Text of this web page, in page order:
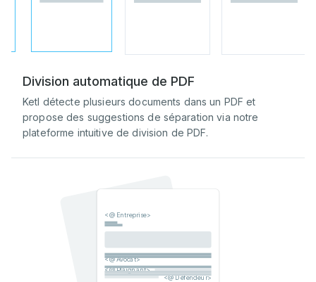
Division automatique de PDF
Ketl détecte plusieurs documents dans un PDF et
propose des suggestions de séparation via notre
plateforme intuitive de division de PDF.
<@Entreprise>
<@Avocat>
<@Plaignant>
<@Défendeur>